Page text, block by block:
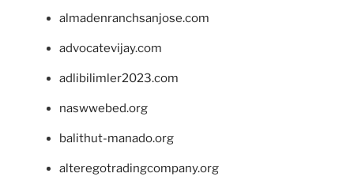
almadenranchsanjose.com
advocatevijay.com
adlibilimler2023.com
naswwebed.org
balithut-manado.org
alteregotradingcompany.org